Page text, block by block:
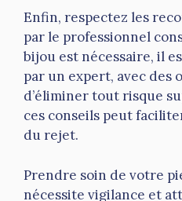
Enfin, respectez les
par le professionnel
bijou est nécessaire, il
par un expert, avec des
d’éliminer tout risque
ces conseils peut
du rejet.
Prendre soin de votre
nécessite vigilance et